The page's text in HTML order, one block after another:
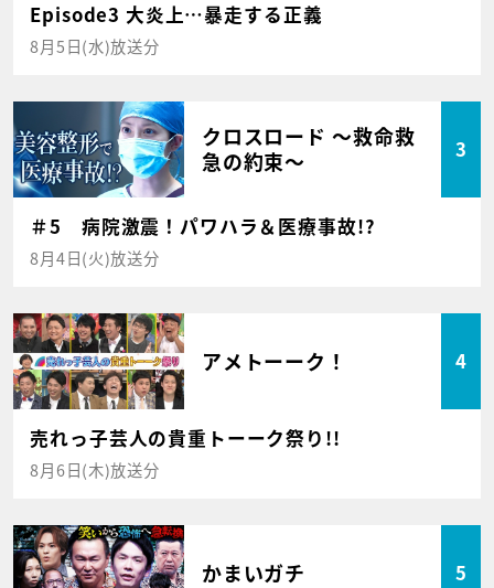
Episode3 大炎上…暴走する正義
8月5日(水)放送分
クロスロード ～救命救
急の約束～
3
＃5 病院激震！パワハラ＆医療事故!?
8月4日(火)放送分
アメトーーク！ 4
売れっ子芸人の貴重トーーク祭り!!
8月6日(木)放送分
かまいガチ 5